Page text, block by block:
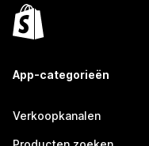
App-categorieën
Verkoopkanalen